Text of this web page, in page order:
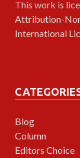
This work is
Attribution-
International
Blog
Column
Editors Choice